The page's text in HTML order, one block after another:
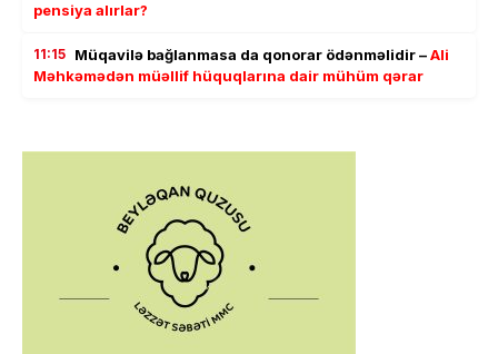
pensiya alırlar?
11:15 Müqavilə bağlanmasa da qonorar ödənməlidir –Ali
Məhkəmədən müəllif hüquqlarına dair mühüm qərar